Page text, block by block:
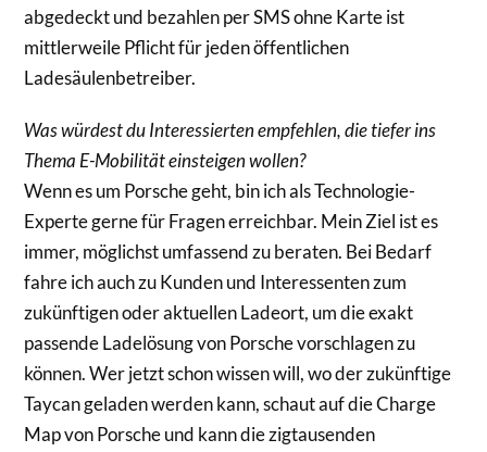
abgedeckt und bezahlen per SMS ohne Karte ist
mittlerweile Pflicht für jeden öffentlichen
Ladesäulenbetreiber.
Was würdest du Interessierten empfehlen, die tiefer ins
Thema E-Mobilität einsteigen wollen?
Wenn es um Porsche geht, bin ich als Technologie-
Experte gerne für Fragen erreichbar. Mein Ziel ist es
immer, möglichst umfassend zu beraten. Bei Bedarf
fahre ich auch zu Kunden und Interessenten zum
zukünftigen oder aktuellen Ladeort, um die exakt
passende Ladelösung von Porsche vorschlagen zu
können. Wer jetzt schon wissen will, wo der zukünftige
Taycan geladen werden kann, schaut auf die Charge
Map von Porsche und kann die zigtausenden